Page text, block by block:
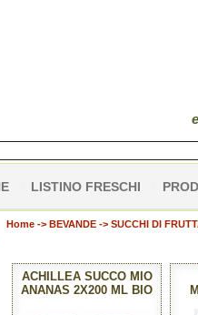
LISTINO FRESCHI
Home-> BEVANDE -> SUCCHI DI
ACHILLEA SUCCO MIO
ANANAS 2X200 ML BIO